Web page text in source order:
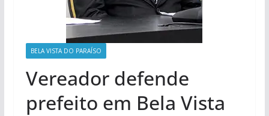
BELA VISTA DO PARAÍSO
Vereador defende
prefeito em Bela Vista